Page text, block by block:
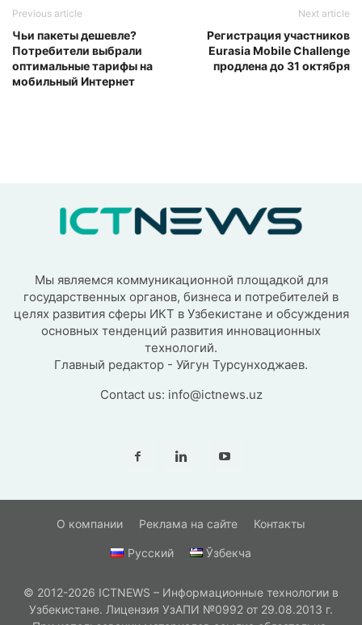
Previous article
Чьи пакеты дешевле?
Потребители выбрали
оптимальные тарифы на
мобильный Интернет
Next article
Регистрация участников
Eurasia Mobile Challenge
продлена до 31 октября
Мы являемся коммуникационной площадкой для
государственных органов, бизнеса и потребителей в
целях развития сферы ИКТ в Узбекистане и обсуждения
основных тенденций развития инновационных
технологий.
Главный редактор - Уйгун Турсунходжаев.
Contact us: info@ictnews.uz
О компании Реклама на сайте Контакты
Русский Ўзбекча
© 2012-2026 ICTNEWS – Информационные технологии в
Узбекистане. Лицензия УзАПИ №0992 от 29.08.2013 г.